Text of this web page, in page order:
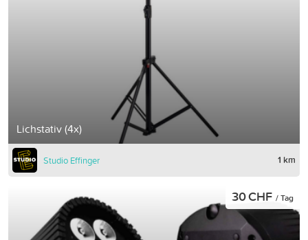
Lichstativ (4x)
Studio Effinger 1 km
30 CHF / Tag